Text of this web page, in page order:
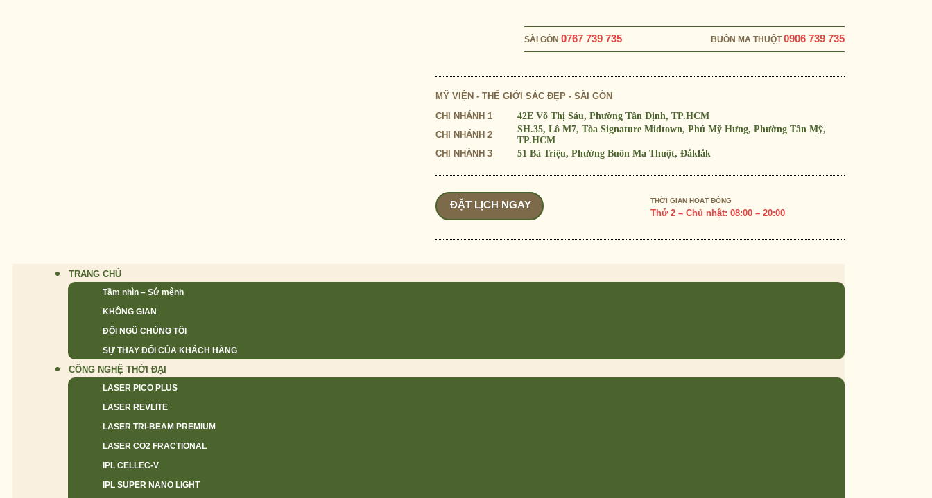
SÀI GÒN 0767 739 735 BUÔN MA THUỘT0906 739 735
MỸ VIỆN - THẾ GIỚI SẮC ĐẸP - SÀI GÒN
CHI NHÁNH 1
42E Võ Thị Sáu, Phường Tân Định, TP.HCM
CHI NHÁNH 2
SH.35, Lô M7, Tòa Signature Midtown, Phú Mỹ Hưng, Phường Tân Mỹ,
TP.HCM
CHI NHÁNH 3
51 Bà Triệu, Phường Buôn Ma Thuột, Đắklắk
ĐẶT LỊCH NGAY THỜI GIAN HOẠT ĐỘNG
Thứ 2 – Chủ nhật: 08:00 – 20:00
TRANG CHỦ
Tầm nhìn – Sứ mệnh
KHÔNG GIAN
ĐỘI NGŨ CHÚNG TÔI
SỰ THAY ĐỔI CỦA KHÁCH HÀNG
CÔNG NGHỆ THỜI ĐẠI
LASER PICO PLUS
LASER REVLITE
LASER TRI-BEAM PREMIUM
LASER CO2 FRACTIONAL
IPL CELLEC-V
IPL SUPER NANO LIGHT